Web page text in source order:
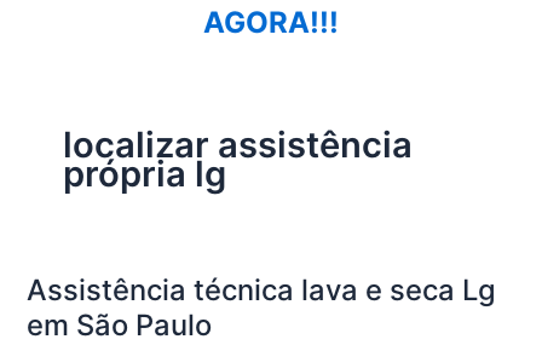
AGORA!!!
localizar assistência
própria lg
Assistência técnica lava e seca Lg
em São Paulo